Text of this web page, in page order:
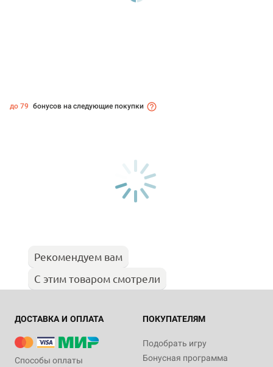
до 79 бонусов на следующие покупки
Рекомендуем вам
С этим товаром смотрели
ДОСТАВКА И ОПЛАТА
Способы оплаты
ПОКУПАТЕЛЯМ
Подобрать игру
Бонусная программа